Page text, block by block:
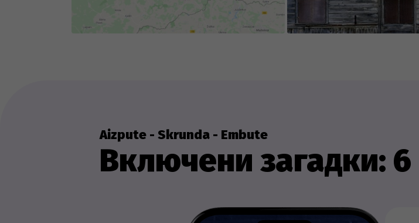
Aizpute - Skrunda - Embute
Включени загадки: 6